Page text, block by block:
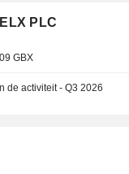
PLC
GBX
de activiteit - Q3 2026